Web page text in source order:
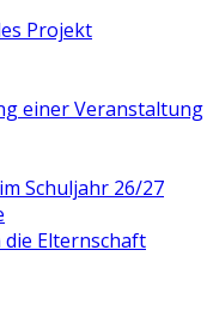
Projekt
einer Veranstaltung
Schuljahr 26/27
die Elternschaft